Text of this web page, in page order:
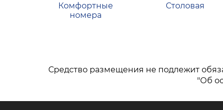
Комфортные
номера
Столовая
Средство размещения не подлежит
"Об